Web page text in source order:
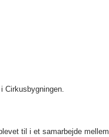
Cirkusbygningen.
til i et samarbejde mellem